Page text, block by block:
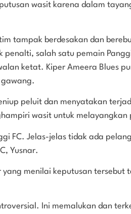
wasit karena dalam
tampak berdesakan dan
salah satu pemain Panggi
ketat. Kiper Ameera Blues
gawang.
peluit dan menyatakan
wasit untuk melayangkan
FC. Jelas-jelas tidak ada
Yusnar.
menilai keputusan tersebut
Ini memalukan dan